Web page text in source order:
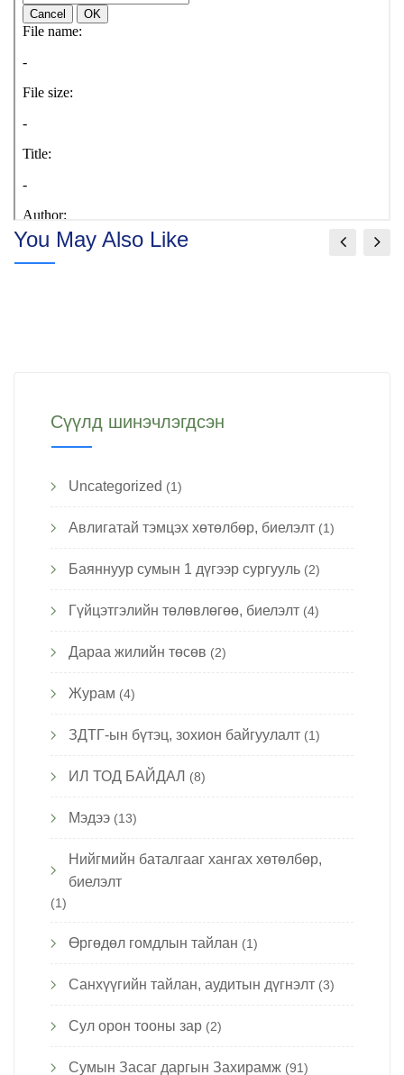
You May Also Like
Сүүлд шинэчлэгдсэн
Uncategorized (1)
Авлигатай тэмцэх хөтөлбөр, биелэлт (1)
Баяннуур сумын 1 дүгээр сургууль (2)
Гүйцэтгэлийн төлөвлөгөө, биелэлт (4)
Дараа жилийн төсөв (2)
Журам (4)
ЗДТГ-ын бүтэц, зохион байгуулалт (1)
ИЛ ТОД БАЙДАЛ (8)
Мэдээ (13)
Нийгмийн баталгааг хангах хөтөлбөр,
биелэлт
(1)
Өргөдөл гомдлын тайлан (1)
Санхүүгийн тайлан, аудитын дүгнэлт (3)
Сул орон тооны зар (2)
Сумын Засаг даргын Захирамж (91)